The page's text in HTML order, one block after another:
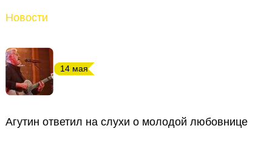
Новости
14 мая
Агутин ответил на слухи о молодой любовнице